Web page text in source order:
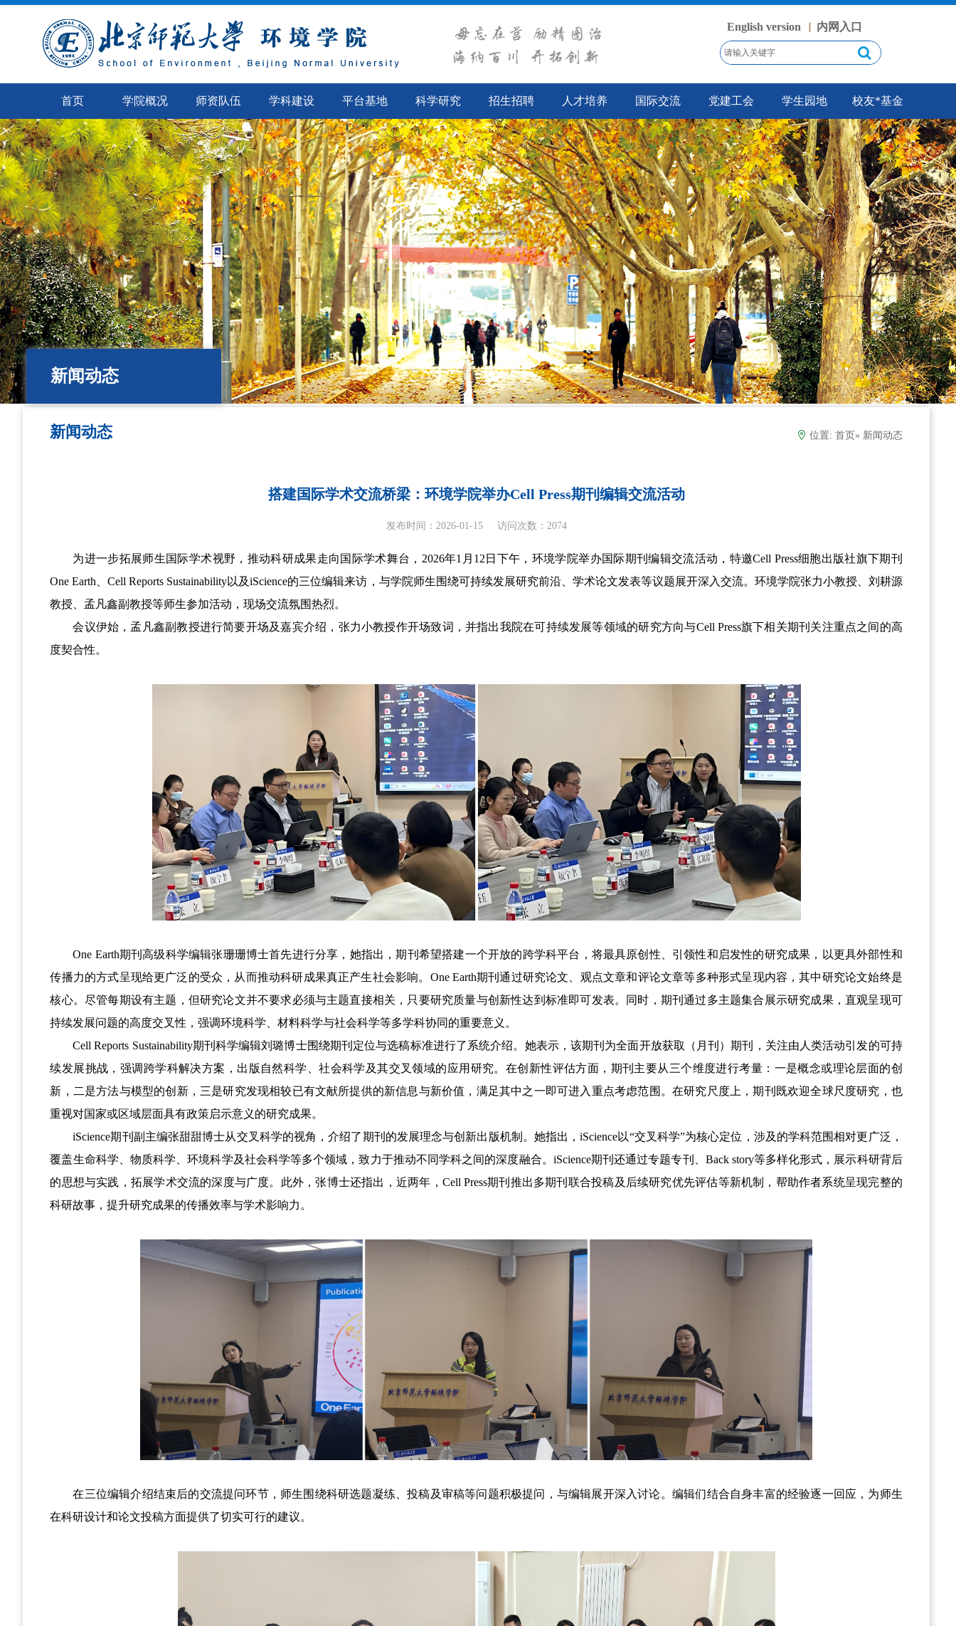
English version 内网入口
首页 学院概况 师资队伍 学科建设 平台基地 科学研究 招生招聘 人才培养 国际交流 党建工会 学生园地 校友*基金
新闻动态
新闻动态 位置: 首页 » 新闻动态
搭建国际学术交流桥梁：环境学院举办Cell Press期刊编辑交流活动
发布时间：2026-01-15 访问次数： 2074
为进一步拓展师生国际学术视野，推动科研成果走向国际学术舞台， 2026年1 月 12 日下午，环境学院举办国际期刊编辑交流活动，特邀Cell Press细胞出版社旗下期刊
One Earth 、Cell Reports Sustainability以及iScience的三位编辑来访，与学院师生围绕可持续发展研究前沿、学术论文发表等议题展开深入交流。环境学院张力小教授、 刘耕源
教授、 孟凡鑫副教授等师生参加活动 ，现场交流氛围热烈。
会议伊始，孟凡鑫副教授进行简要开场及嘉宾介绍，张力小教授作开场致词 ，并指出我院在可持续发展等领域的研究方向与Cell Press旗下相关期刊关注重点之间的高
度契合性。
One Earth期刊高级科学编辑张珊珊博士首先进行分享，她指出，期刊希望搭建一个开放的跨学科平台，将最具原创性、引领性和启发性的研究成果，以更具外部性和
传播力的方式呈现给更广泛的受众，从而推动科研成果真正产生社会影响。 One Earth期刊通过研究论文、观点文章和评论文章等多种形式呈现内容，其中研究论文始终是
核心。尽管每期设有主题，但研究论文并不要求必须与主题直接相关，只要研究质量与创新性达到标准即可发表。同时，期刊通过多主题集合展示研究成果，直观呈现可
持续发展问题的高度交叉性，强调环境科学、材料科学与社会科学等多学科协同的重要意义。
Cell Reports Sustainability期刊科学编辑刘璐博士围绕期刊定位与选稿标准进行了系统介绍。她表示，该期刊为全面开放获取（月刊）期刊，关注由人类活动引发的可持
续发展挑战，强调跨学科解决方案，出版自然科学、社会科学及其交叉领域的应用研究。在创新性评估方面，期刊主要从三个维度进行考量：一是概念或理论层面的创
新，二是方法与模型的创新，三是研究发现相较已有文献所提供的新信息与新价值，满足其中之一即可进入重点考虑范围。在研究尺度上，期刊既欢迎全球尺度研究，也
重视对国家或区域层面具有政策启示意义的研究成果。
iScience期刊副主编张甜甜博士从交叉科学的视角，介绍了期刊的发展理念与创新出版机制。她指出，iScience以“交叉科学”为核心定位，涉及的学科范围相对更广泛，
覆盖生命科学、物质科学、环境科学及社会科学等多个领域，致力于推动不同学科之间的深度融合。 iScience期刊还通过专题专刊、 Back story等多样化形式，展示科研背后
的思想与实践，拓展学术交流的深度与广度。此外，张博士还指出，近两年， Cell Press期刊推出多期刊联合投稿及后续研究优先评估等新机制，帮助作者系统呈现完整的
科研故事，提升研究成果的传播效率与学术影响力。
在三位编辑介绍结束后的交流提问环节，师生围绕科研选题凝练、投稿及审稿等问题积极提问，与编辑展开深入讨论。编辑们结合自身丰富的经验逐一回应，为师生
在科研设计和论文投稿方面提供了切实可行的建议。